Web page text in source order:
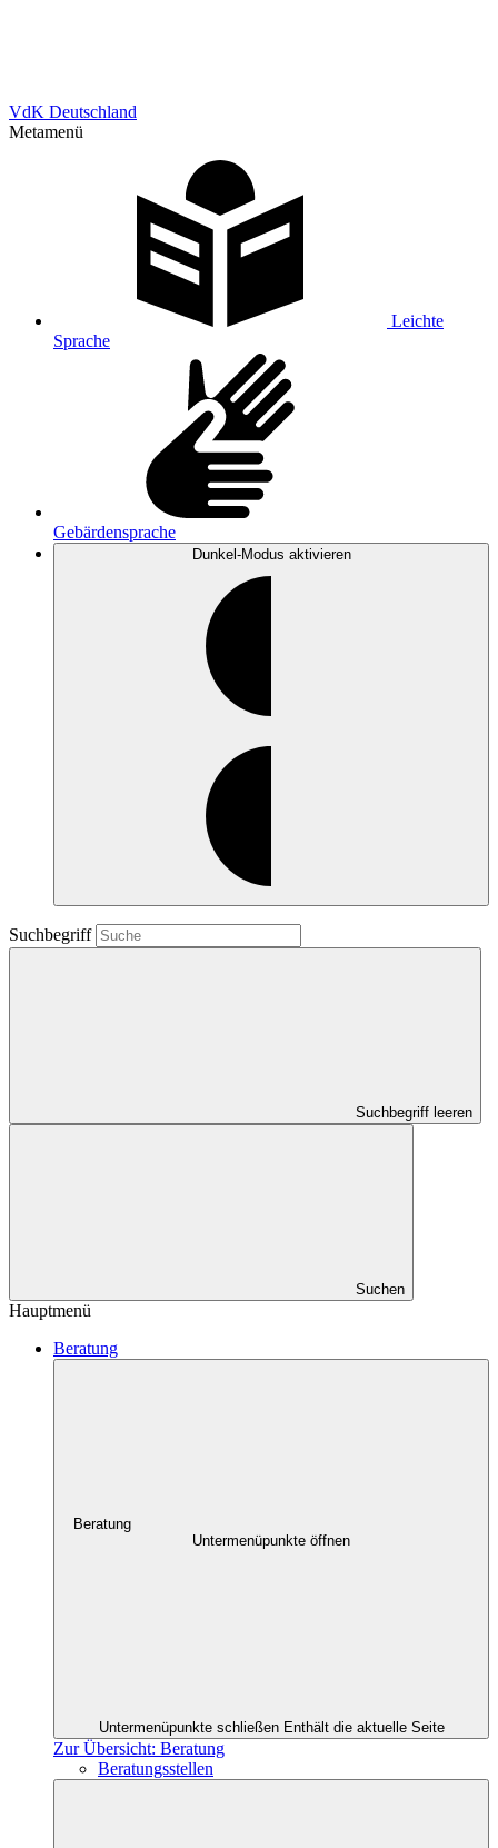
VdK Deutschland
Metamenü
Leichte
Sprache
Gebärdensprache
Dunkel-Modus aktivieren
Suchbegriff
Suchbegriff leeren
Suchen
Hauptmenü
Beratung
Beratung
Untermenüpunkte öffnen
Untermenüpunkte schließen Enthält die aktuelle Seite
Zur Übersicht: Beratung
Beratungsstellen